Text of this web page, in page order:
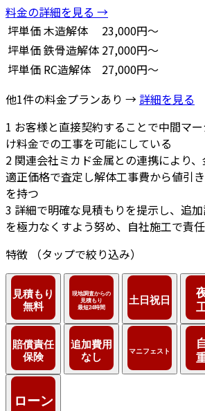
料金の詳細を見る →
坪単価木造解体
23,000円～
坪単価鉄骨造解体 27,000円～
坪単価 RC造解体
27,000円～
他1件の料金プランあり → 詳細を見る
1 お客様と直接契約することで中間マ
け料金での工事を可能にしている
2 関連会社ミカド金属との連携により
適正価格で査定し解体工事費から値引
を持つ
3 詳細で明確な見積もりを提示し、追
を極力なくすよう努め、自社施工で責
特徴
（タップで絞り込み）